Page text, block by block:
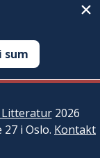
sum
Litteratur2026
i Oslo. Kontakt